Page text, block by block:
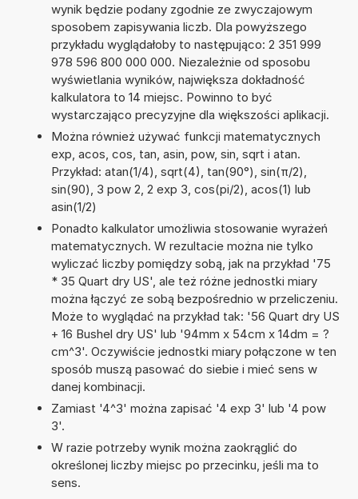
wynik będzie podany zgodnie ze zwyczajowym
sposobem zapisywania liczb. Dla powyższego
przykładu wyglądałoby to następująco: 2 351 999
978 596 800 000 000. Niezależnie od sposobu
wyświetlania wyników, największa dokładność
kalkulatora to 14 miejsc. Powinno to być
wystarczająco precyzyjne dla większości aplikacji.
Można również używać funkcji matematycznych
exp, acos, cos, tan, asin, pow, sin, sqrt i atan.
Przykład: atan(1/4), sqrt(4), tan(90°), sin(π/2),
sin(90), 3 pow 2, 2 exp 3, cos(pi/2), acos(1) lub
asin(1/2)
Ponadto kalkulator umożliwia stosowanie wyrażeń
matematycznych. W rezultacie można nie tylko
wyliczać liczby pomiędzy sobą, jak na przykład '75
* 35 Quart dry US', ale też różne jednostki miary
można łączyć ze sobą bezpośrednio w przeliczeniu.
Może to wyglądać na przykład tak: '56 Quart dry US
+ 16 Bushel dry US' lub '94mm x 54cm x 14dm = ?
cm^3'. Oczywiście jednostki miary połączone w ten
sposób muszą pasować do siebie i mieć sens w
danej kombinacji.
Zamiast '4^3' można zapisać '4 exp 3' lub '4 pow
3'.
W razie potrzeby wynik można zaokrąglić do
określonej liczby miejsc po przecinku, jeśli ma to
sens.